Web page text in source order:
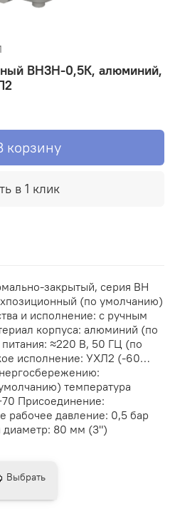
ВН3Н-0,5К, алюминий,
корзину
в 1 клик
закрытый, серия ВН
(по умолчанию)
и исполнение: с ручным
корпуса: алюминий (по
≈220 В, 50 ГЦ (по
исполнение: УХЛ2 (-60…
температура
Присоединение:
рабочее давление: 0,5 бар
80 мм (3")
Выбрать